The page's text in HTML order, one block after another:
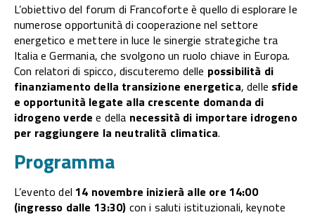
L’obiettivo del forum di Francoforte è quello di esplorare le
numerose opportunità di cooperazione nel settore
energetico e mettere in luce le sinergie strategiche tra
Italia e Germania, che svolgono un ruolo chiave in Europa.
Con relatori di spicco, discuteremo delle possibilità di
finanziamento della transizione energetica, delle sfide
e opportunità legate alla crescente domanda di
idrogeno verde e della necessità di importare idrogeno
per raggiungere la neutralità climatica.
Programma
L’evento del14 novembre inizierà alle ore 14:00
(ingresso dalle 13:30) con i saluti istituzionali, keynote